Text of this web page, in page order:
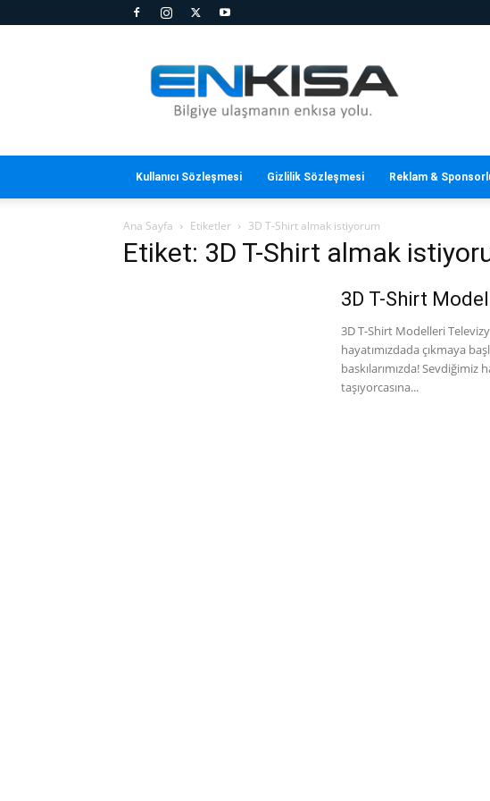
Kısa
Kullanıcı Sözleşmesi Gizlilik Sözleşmesi Reklam &
Ana Sayfa Etiketler 3D T-Shirt almak istiyorum
Etiket: 3D T-Shirt almak
3D T-Shirt
3D T-Shirt Modelleri
hayatımızdada çıkmaya
baskılarımızda! Sevdiğimiz
taşıyorcasına...